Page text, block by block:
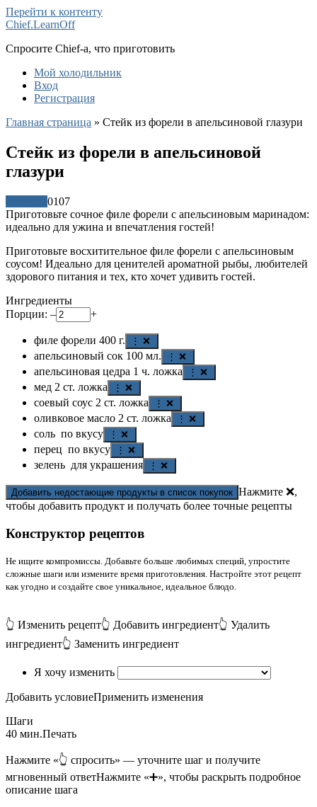
Перейти к контенту
Chief.LearnOff
Спросите Chief-а, что приготовить
Мой холодильник
Вход
Регистрация
Главная страница » Стейк из форели в апельсиновой глазури
Стейк из форели в апельсиновой
глазури
0107
Приготовьте сочное филе форели с апельсиновым маринадом:
идеально для ужина и впечатления гостей!
Приготовьте восхитительное филе форели с апельсиновым
соусом! Идеально для ценителей ароматной рыбы, любителей
здорового питания и тех, кто хочет удивить гостей.
Ингредиенты
Порции: – +
филе форели 400 г. ⋮ ❌
апельсиновый сок 100 мл. ⋮ ❌
апельсиновая цедра 1 ч. ложка ⋮ ❌
мед 2 ст. ложка ⋮ ❌
соевый соус 2 ст. ложка ⋮ ❌
оливковое масло 2 ст. ложка ⋮ ❌
соль по вкусу ⋮ ❌
перец по вкусу ⋮ ❌
зелень для украшения ⋮ ❌
Добавить недостающие продукты в список покупок Нажмите ❌,
чтобы добавить продукт и получать более точные рецепты
Конструктор рецептов
Не ищите компромиссы. Добавьте больше любимых специй, упростите
сложные шаги или измените время приготовления. Настройте этот рецепт
как угодно и создайте свое уникальное, идеальное блюдо.
👆 Изменить рецепт👆 Добавить ингредиент👆 Удалить
ингредиент👆 Заменить ингредиент
Я хочу изменить
Добавить условиеПрименить изменения
Шаги
40 мин.Печать
Нажмите «👆 спросить» — уточните шаг и получите
мгновенный ответНажмите «➕», чтобы раскрыть подробное
описание шага